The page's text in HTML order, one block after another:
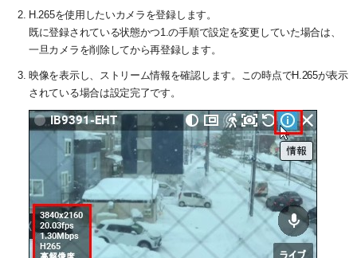
H.265を使用したいカメラを登録します。
既に登録されている状態かつ1.の手順で設定を変更していた場合は、
一旦カメラを削除してから再登録します。
映像を表示し、ストリーム情報を確認します。この時点でH.265が表示
されている場合は設定完了です。